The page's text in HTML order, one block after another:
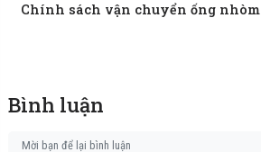
Chính sách vận chuyển ống nhòm
Bình luận